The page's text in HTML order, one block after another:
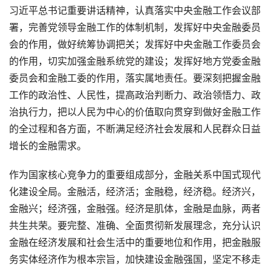
习近平总书记重要讲话精神，认真落实中央金融工作会议部
署，完善党领导金融工作的体制机制，发挥好中央金融委员
会的作用，做好统筹协调把关；发挥好中央金融工作委员会
的作用，切实加强金融系统党的建设；发挥好地方党委金融
委员会和金融工委的作用，落实属地责任。要深刻把握金融
工作的政治性、人民性，提高政治判断力、政治领悟力、政
治执行力，把以人民为中心的价值取向贯穿到做好金融工作
的全过程和各方面，不断满足经济社会发展和人民群众日益
增长的金融需求。
作为国家核心竞争力的重要组成部分，金融关系中国式现代
化建设全局。金融活，经济活；金融稳，经济稳。经济兴，
金融兴；经济强，金融强。经济是肌体，金融是血脉，两者
共生共荣。要完整、准确、全面贯彻新发展理念，充分认识
金融在经济发展和社会生活中的重要地位和作用，把金融服
务实体经济作为根本宗旨，加快建设金融强国，坚定不移走